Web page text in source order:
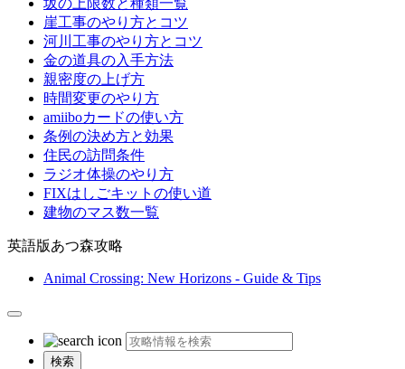
坂の上限数と種類一覧
崖工事のやり方とコツ
河川工事のやり方とコツ
金の道具の入手方法
親密度の上げ方
時間変更のやり方
amiiboカードの使い方
条例の決め方と効果
住民の訪問条件
ラジオ体操のやり方
FIXはしごキットの使い道
建物のマス数一覧
英語版あつ森攻略
Animal Crossing: New Horizons - Guide & Tips
検索